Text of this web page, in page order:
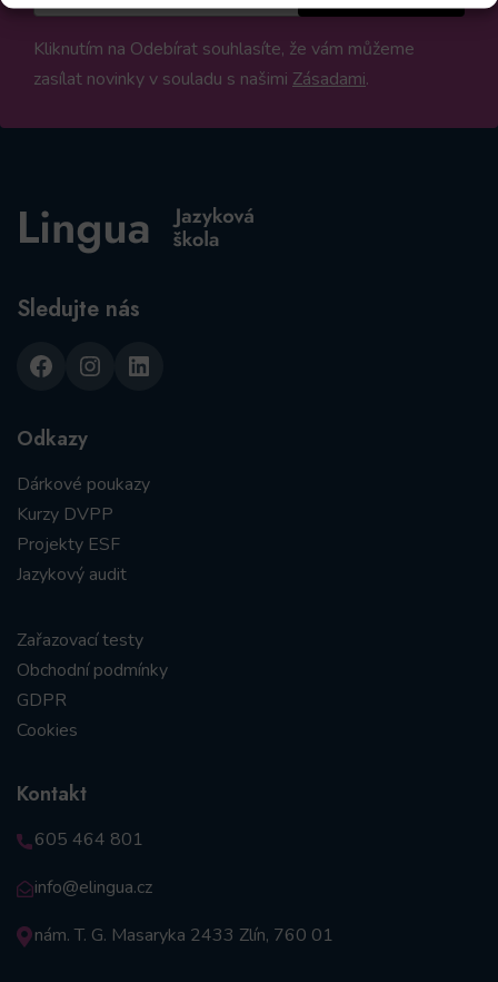
Kliknutím na Odebírat souhlasíte, že vám můžeme
zasílat novinky v souladu s našimi Zásadami.
Sledujte nás
Facebook
Instagram
LinkedIn
Odkazy
Dárkové poukazy
Kurzy DVPP
Projekty ESF
Jazykový audit
Zařazovací testy
Obchodní podmínky
GDPR
Cookies
Kontakt
605 464 801
info@elingua.cz
nám. T. G. Masaryka 2433 Zlín, 760 01